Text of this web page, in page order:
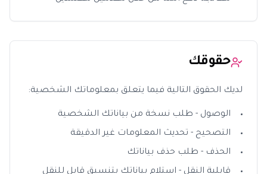
حقوقك
لديك الحقوق التالية فيما يتعلق بمعلوماتك الشخصية:
الوصول - طلب نسخة من بياناتك الشخصية
التصحيح - تحديث المعلومات غير الدقيقة
الحذف - طلب حذف بياناتك
قابلية النقل - استلام بياناتك بتنسيق قابل للنقل